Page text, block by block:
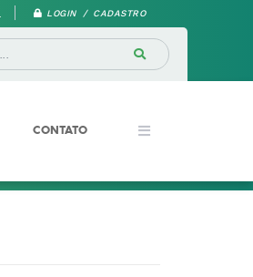
LOGIN / CADASTRO
CONTATO